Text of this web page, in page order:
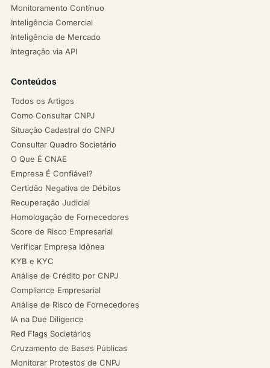
Monitoramento Contínuo
Inteligência Comercial
Inteligência de Mercado
Integração via API
Conteúdos
Todos os Artigos
Como Consultar CNPJ
Situação Cadastral do CNPJ
Consultar Quadro Societário
O Que É CNAE
Empresa É Confiável?
Certidão Negativa de Débitos
Recuperação Judicial
Homologação de Fornecedores
Score de Risco Empresarial
Verificar Empresa Idônea
KYB e KYC
Análise de Crédito por CNPJ
Compliance Empresarial
Análise de Risco de Fornecedores
IA na Due Diligence
Red Flags Societários
Cruzamento de Bases Públicas
Monitorar Protestos de CNPJ